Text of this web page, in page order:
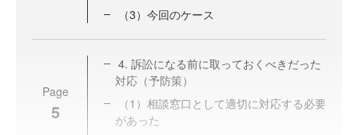
（3）今回のケース
Page
5
4. 訴訟になる前に取っておくべきだった
対応（予防策）
（1）相談窓口として適切に対応する必要
があった